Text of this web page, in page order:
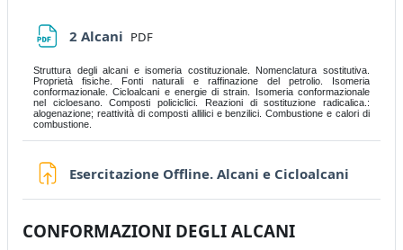
2 Alcani File
PDF
Struttura degli alcani e isomeria costituzionale. Nomenclatura sostitutiva.
Proprietà fisiche. Fonti naturali e raffinazione del petrolio. Isomeria
conformazionale. Cicloalcani e energie di strain. Isomeria conformazionale
nel cicloesano. Composti policiclici. Reazioni di sostituzione radicalica.:
alogenazione; reattività di composti allilici e benzilici. Combustione e calori di
combustione.
Esercitazione Offline. Alcani e Cicloalcani
CONFORMAZIONI DEGLI ALCANI